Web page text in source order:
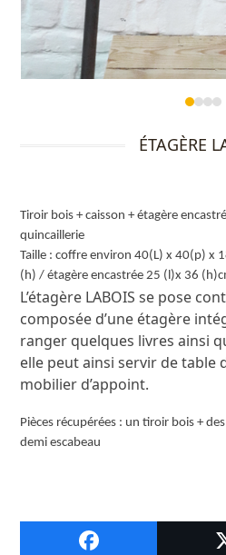
to
the
ÉTAGÈRE
Tiroir bois + caisson + étagère
quincaillerie
Taille : coffre environ 40(L) x 40(p) x
(h) / étagère encastrée 25 (l)x 36
L’étagère LABOIS se pose
composée d’une étagère
ranger quelques livres ainsi
elle peut ainsi servir de table
mobilier d’appoint.
Pièces récupérées : un tiroir bois +
demi escabeau
A VOIR ENSUITE